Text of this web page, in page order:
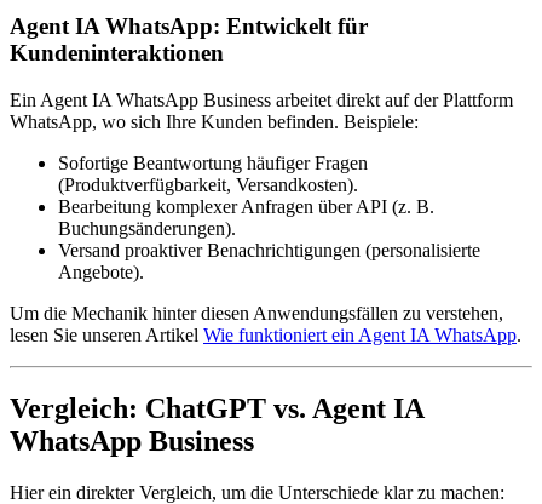
Agent IA WhatsApp: Entwickelt für
Kundeninteraktionen
Ein Agent IA WhatsApp Business arbeitet direkt auf der Plattform
WhatsApp, wo sich Ihre Kunden befinden. Beispiele:
Sofortige Beantwortung häufiger Fragen
(Produktverfügbarkeit, Versandkosten).
Bearbeitung komplexer Anfragen über API (z. B.
Buchungsänderungen).
Versand proaktiver Benachrichtigungen (personalisierte
Angebote).
Um die Mechanik hinter diesen Anwendungsfällen zu verstehen,
lesen Sie unseren Artikel Wie funktioniert ein Agent IA WhatsApp.
Vergleich: ChatGPT vs. Agent IA
WhatsApp Business
Hier ein direkter Vergleich, um die Unterschiede klar zu machen: